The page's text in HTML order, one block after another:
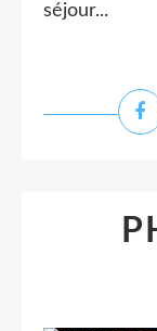
séjour...